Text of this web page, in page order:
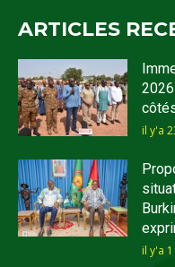
ARTICLES
il y'a
il y'a